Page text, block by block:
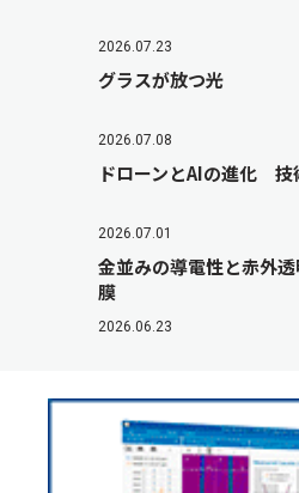
2026.07.23
グラスが放つ光
2026.07.08
ドローンとAIの進化 技
2026.07.01
金並みの導電性と赤外
膜
2026.06.23